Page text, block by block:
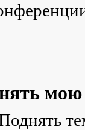
мою